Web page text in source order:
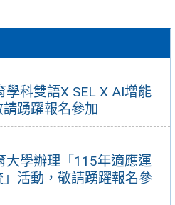
科雙語X SEL X AI增能
踴躍報名參加
大學辦理「115年適應運
活動，敬請踴躍報名參